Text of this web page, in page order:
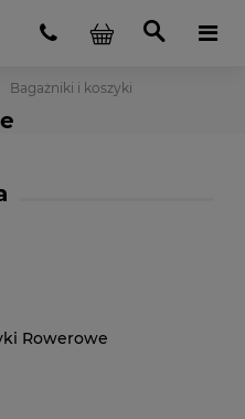
Bagażniki i koszyki
Rowerowe